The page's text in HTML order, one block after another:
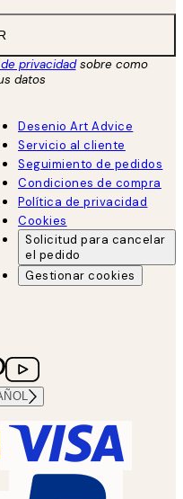
privacidadsobre como
datos
Desenio Art Advice
Servicio al cliente
Seguimiento de pedidos
Condiciones de compra
Política de privacidad
Cookies
Solicitud para cancelar
el pedido
Gestionar cookies